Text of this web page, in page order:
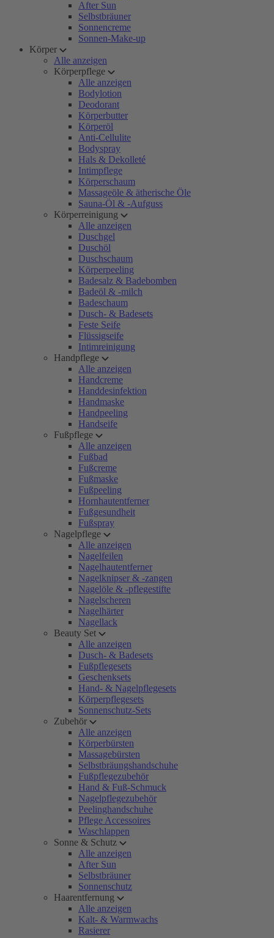
After Sun
Selbstbräuner
Sonnencreme
Sonnen-Make-up
Körper
Alle anzeigen
Körperpflege
Alle anzeigen
Bodylotion
Deodorant
Körperbutter
Körperöl
Anti-Cellulite
Bodyspray
Hals & Dekolleté
Intimpflege
Körperschaum
Massageöle & ätherische Öle
Sauna-Öl & -Aufguss
Körperreinigung
Alle anzeigen
Duschgel
Duschöl
Duschschaum
Körperpeeling
Badesalz & Badebomben
Badeöl & -milch
Badeschaum
Dusch- & Badesets
Feste Seife
Flüssigseife
Intimreinigung
Handpflege
Alle anzeigen
Handcreme
Handdesinfektion
Handmaske
Handpeeling
Handseife
Fußpflege
Alle anzeigen
Fußbad
Fußcreme
Fußmaske
Fußpeeling
Hornhautentferner
Fußgesundheit
Fußspray
Nagelpflege
Alle anzeigen
Nagelfeilen
Nagelhautentferner
Nagelknipser & -zangen
Nagelöle & -pflegestifte
Nagelscheren
Nagelhärter
Nagellack
Beauty Set
Alle anzeigen
Dusch- & Badesets
Fußpflegesets
Geschenksets
Hand- & Nagelpflegesets
Körperpflegesets
Sonnenschutz-Sets
Zubehör
Alle anzeigen
Körperbürsten
Massagebürsten
Selbstbräungshandschuhe
Fußpflegezubehör
Hand & Fuß-Schmuck
Nagelpflegezubehör
Peelinghandschuhe
Pflege Accessoires
Waschlappen
Sonne & Schutz
Alle anzeigen
After Sun
Selbstbräuner
Sonnenschutz
Haarentfernung
Alle anzeigen
Kalt- & Warmwachs
Rasierer